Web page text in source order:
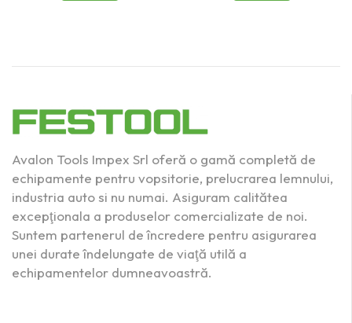
Avalon Tools Impex Srl oferă o gamă completă de
echipamente pentru vopsitorie, prelucrarea lemnului,
industria auto si nu numai. Asiguram calitătea
excepţionala a produselor comercializate de noi.
Suntem partenerul de încredere pentru asigurarea
unei durate îndelungate de viaţă utilă a
echipamentelor dumneavoastră.